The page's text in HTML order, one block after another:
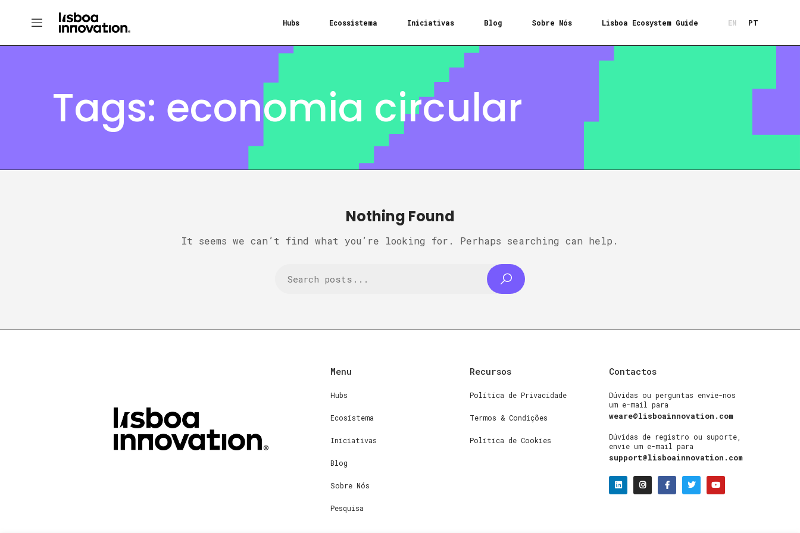
Hubs Ecossistema Iniciativas Blog Sobre Nós Lisboa Ecosystem Guide EN PT
Tags: economia circular
Nothing Found
It seems we can’t find what you’re looking for. Perhaps searching can help.
Menu
Hubs
Ecosistema
Iniciativas
Blog
Sobre Nós
Pesquisa
Recursos
Política de Privacidade
Termos & Condições
Política de Cookies
Contactos
Dúvidas ou perguntas envie-nos
um e-mail para
weare@lisboainnovation.com
Dúvidas de registro ou suporte,
envie um e-mail para
support@lisboainnovation.com